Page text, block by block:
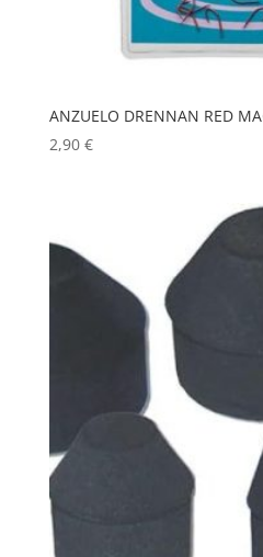
ANZUELO DRENNAN RED
2,90 €